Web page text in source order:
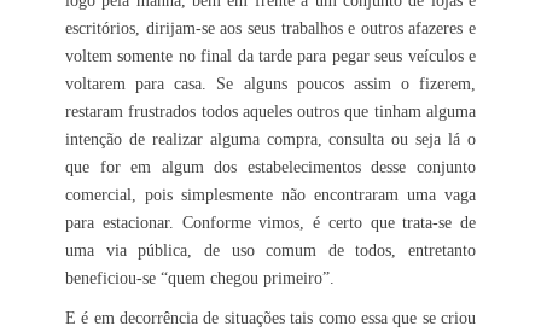
escritórios, dirijam-se aos seus trabalhos e outros afazeres e
voltem somente no final da tarde para pegar seus veículos e
voltarem para casa. Se alguns poucos assim o fizerem,
restaram frustrados todos aqueles outros que tinham alguma
intenção de realizar alguma compra, consulta ou seja lá o
que for em algum dos estabelecimentos desse conjunto
comercial, pois simplesmente não encontraram uma vaga
para estacionar. Conforme vimos, é certo que trata-se de
uma via pública, de uso comum de todos, entretanto
beneficiou-se “quem chegou primeiro”.
E é em decorrência de situações tais como essa que se criou